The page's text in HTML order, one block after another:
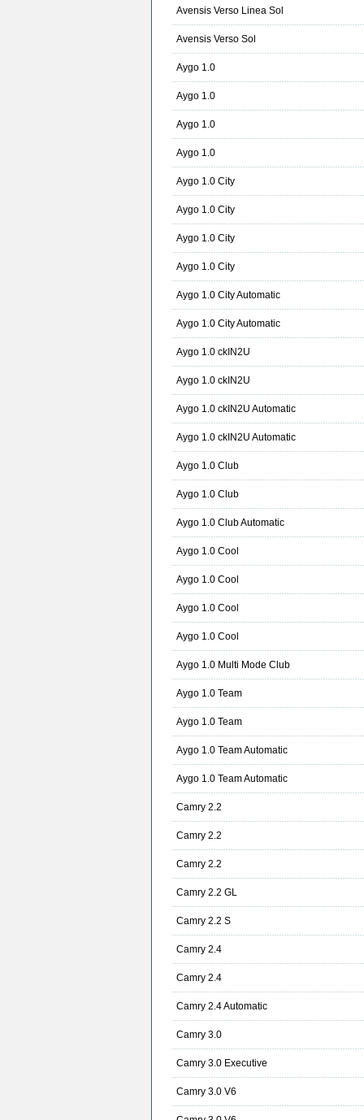
Avensis Verso Linea Sol
Avensis Verso Sol
Aygo 1.0
Aygo 1.0
Aygo 1.0
Aygo 1.0
Aygo 1.0 City
Aygo 1.0 City
Aygo 1.0 City
Aygo 1.0 City
Aygo 1.0 City Automatic
Aygo 1.0 City Automatic
Aygo 1.0 ckIN2U
Aygo 1.0 ckIN2U
Aygo 1.0 ckIN2U Automatic
Aygo 1.0 ckIN2U Automatic
Aygo 1.0 Club
Aygo 1.0 Club
Aygo 1.0 Club Automatic
Aygo 1.0 Cool
Aygo 1.0 Cool
Aygo 1.0 Cool
Aygo 1.0 Cool
Aygo 1.0 Multi Mode Club
Aygo 1.0 Team
Aygo 1.0 Team
Aygo 1.0 Team Automatic
Aygo 1.0 Team Automatic
Camry 2.2
Camry 2.2
Camry 2.2
Camry 2.2 GL
Camry 2.2 S
Camry 2.4
Camry 2.4
Camry 2.4 Automatic
Camry 3.0
Camry 3.0 Executive
Camry 3.0 V6